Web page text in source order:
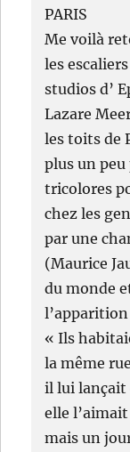
PARIS
Me voilà
les
studios d’
Lazare
les toits de
plus un
tricolores
chez les
par une
(Maurice
du monde
« Ils
la même
il lui lançait
elle
mais un